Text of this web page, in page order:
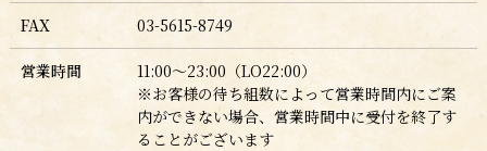
FAX 03-5615-8749
営業時間
11:00～23:00（LO22:00）
※お客様の待ち組数によって営業時間内にご案
内ができない場合、営業時間中に受付を終了す
ることがございます